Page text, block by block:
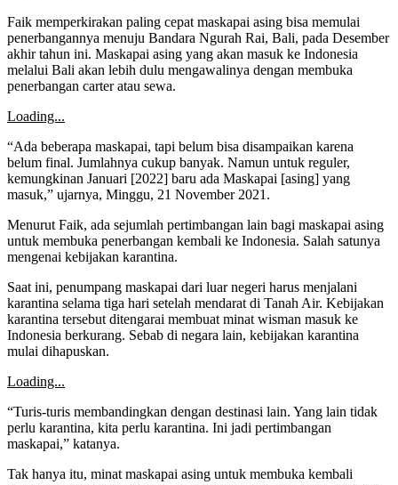
Faik memperkirakan paling cepat maskapai asing bisa memulai
penerbangannya menuju Bandara Ngurah Rai, Bali, pada Desember
akhir tahun ini. Maskapai asing yang akan masuk ke Indonesia
melalui Bali akan lebih dulu mengawalinya dengan membuka
penerbangan carter atau sewa.
Loading...
“Ada beberapa maskapai, tapi belum bisa disampaikan karena
belum final. Jumlahnya cukup banyak. Namun untuk reguler,
kemungkinan Januari [2022] baru ada Maskapai [asing] yang
masuk,” ujarnya, Minggu, 21 November 2021.
Menurut Faik, ada sejumlah pertimbangan lain bagi maskapai asing
untuk membuka penerbangan kembali ke Indonesia. Salah satunya
mengenai kebijakan karantina.
Saat ini, penumpang maskapai dari luar negeri harus menjalani
karantina selama tiga hari setelah mendarat di Tanah Air. Kebijakan
karantina tersebut ditengarai membuat minat wisman masuk ke
Indonesia berkurang. Sebab di negara lain, kebijakan karantina
mulai dihapuskan.
Loading...
“Turis-turis membandingkan dengan destinasi lain. Yang lain tidak
perlu karantina, kita perlu karantina. Ini jadi pertimbangan
maskapai,” katanya.
Tak hanya itu, minat maskapai asing untuk membuka kembali